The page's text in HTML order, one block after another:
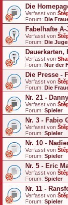
Die
Verfasst von
Forum: Die
Fabelhafte A-
Verfasst von
Forum: Die
Verfasst von
Forum: Nur der
Die Presse -
Verfasst von
Forum: Die
Nr. 21 -
Verfasst von
Forum: Spieler
Nr. 3 - Fabio
Verfasst von
Forum: Spieler
Nr. 10 -
Verfasst von
Forum: Spieler
Nr. 5 - Eric
Verfasst von
Forum: Spieler
Nr. 11 -
Verfasst von
Forum: Spieler